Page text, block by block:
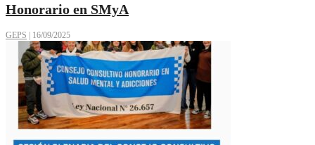
Honorario en SMyA
GEPS 16/09/2025